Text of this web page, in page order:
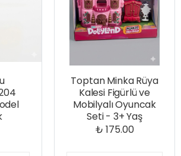
Toptan Minka Rüya
Kalesi Figürlü ve
Mobilyalı Oyuncak
Seti - 3+ Yaş
₺ 175.00